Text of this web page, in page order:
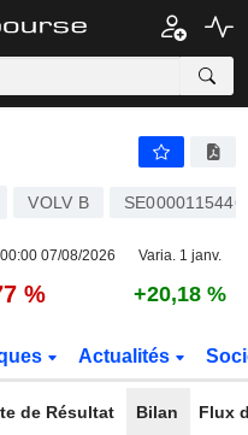
VOLV B SE0000115446
07/08/2026 Varia. 1 janv.
% +20,18 %
Actualités
de Résultat Bilan Flux